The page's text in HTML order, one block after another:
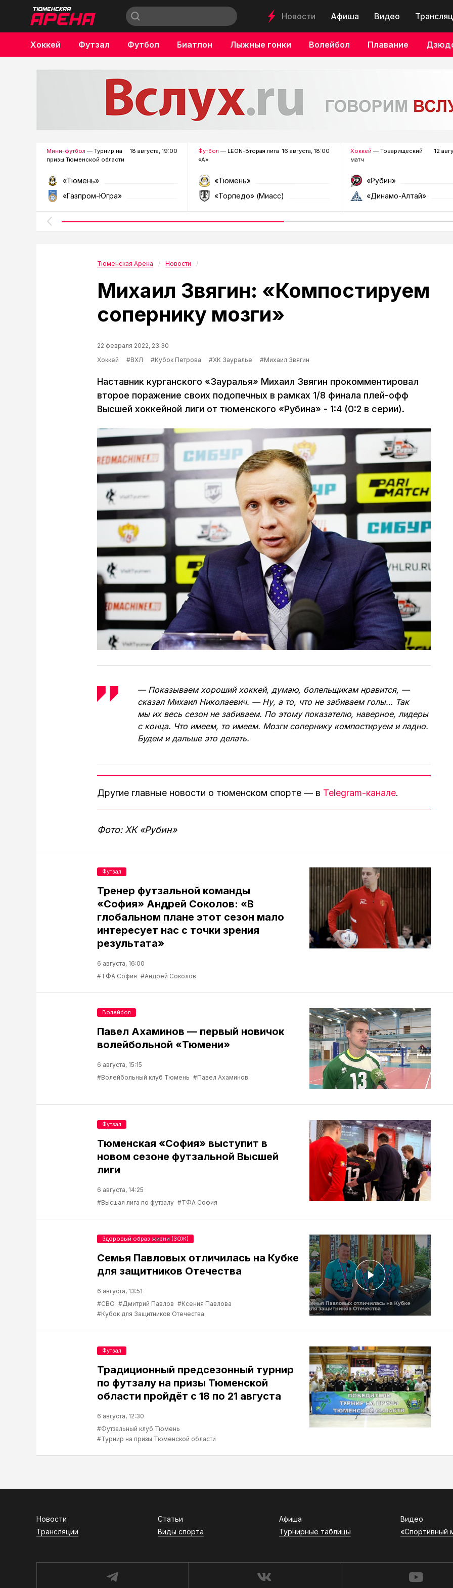
Новости Афиша Видео
Хоккей Футзал Футбол Биатлон Лыжные гонки Волейбол Плавание
Бокс
Мини-футбол — Турнир на
призы Тюменской области
18 августа, 19:00
«Тюмень»
«Газпром-Югра»
Футбол — LEON-Вторая лига
«А»
16 августа, 18:00
«Тюмень»
«Торпедо» (Миасс)
Хоккей — Товарищеский
матч
12
«Рубин»
«Динамо-Алтай»
Тюменская Арена Новости
Михаил Звягин: «Компостируем
сопернику мозги»
22 февраля 2022, 23:30
Хоккей
#ВХЛ #Кубок Петрова #ХК Зауралье #Михаил Звягин
Наставник курганского «Зауралья» Михаил Звягин прокомментировал
второе поражение своих подопечных в рамках 1/8 финала плей-офф
Высшей хоккейной лиги от тюменского «Рубина» - 1:4 (0:2 в серии).
— Показываем хороший хоккей, думаю, болельщикам нравится, —
сказал Михаил Николаевич. — Ну, а то, что не забиваем голы… Так
мы их весь сезон не забиваем. По этому показателю, наверное, лидеры
с конца. Что имеем, то имеем. Мозги сопернику компостируем и ладно.
Будем и дальше это делать.
Другие главные новости о тюменском спорте — в Telegram-канале.
Фото: ХК «Рубин»
Тренер футзальной команды
«София» Андрей Соколов: «В
глобальном плане этот сезон мало
интересует нас с точки зрения
результата»
6 августа, 16:00
#ТФА София #Андрей Соколов
Футзал
Павел Ахаминов — первый новичок
волейбольной «Тюмени»
6 августа, 15:15
#Волейбольный клуб Тюмень #Павел Ахаминов
Волейбол
Тюменская «София» выступит в
новом сезоне футзальной Высшей
лиги
6 августа, 14:25
#Высшая лига по футзалу #ТФА София
Футзал
Семья Павловых отличилась на Кубке
для защитников Отечества
6 августа, 13:51
#СВО #Дмитрий Павлов #Ксения Павлова
#Кубок для Защитников Отечества
Здоровый образ жизни (ЗОЖ)
Традиционный предсезонный турнир
по футзалу на призы Тюменской
области пройдёт с 18 по 21 августа
6 августа, 12:30
#Футзальный клуб Тюмень
#Турнир на призы Тюменской области
Футзал
Новости Статьи Афиша Видео
Трансляции
Виды спорта Турнирные таблицы «Спортивный